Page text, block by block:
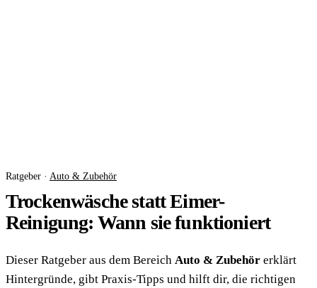
Ratgeber · Auto & Zubehör
Trockenwäsche statt Eimer-
Reinigung: Wann sie funktioniert
Dieser Ratgeber aus dem Bereich Auto & Zubehör erklärt
Hintergründe, gibt Praxis-Tipps und hilft dir, die richtigen